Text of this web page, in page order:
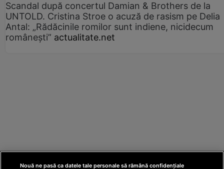
Scandal după concertul Damian & Brothers de la
UNTOLD. Cristina Stroe o acuză de rasism pe Delia
Antal: „Rădăcinile romilor sunt indiene, nicidecum
românești” actualitate.net
Nouă ne pasă ca datele tale personale să rămână confidențiale